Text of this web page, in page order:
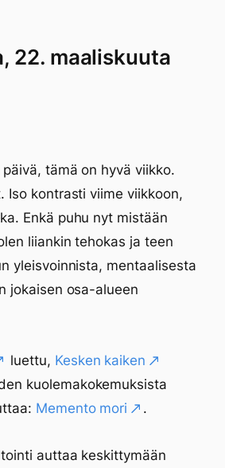
22. maaliskuuta
tämä on hyvä viikko.
Iso kontrasti viime viikkoon,
Enkä puhu nyt mistään
liiankin tehokas ja teen
yleisvoinnista, mentaalisesta
jokaisen osa-alueen
luettu, Kesken kaiken
kuolemakokemuksista
Memento mori .
auttaa keskittymään